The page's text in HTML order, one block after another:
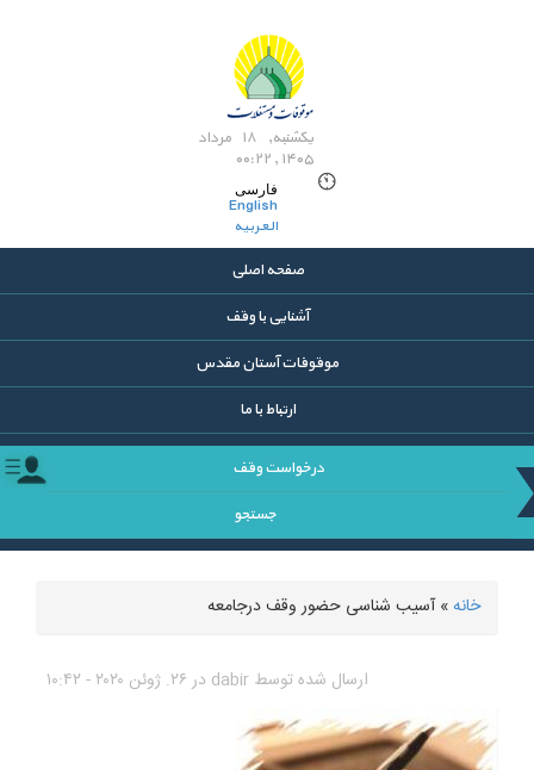
یکشنبه, ۱۸ مرداد
۱۴۰۵ , ۰۰:۲۲
فارسی
English
العربیه
صفحه اصلی
آشنایی با وقف
موقوفات آستان مقدس
ارتباط با ما
درخواست وقف
جستجو
شما اینجا هستید
خانه» آسیب شناسی حضور وقف درجامعه
ارسال شده توسط dabir در ۲۶. ژوئن ۲۰۲۰ - ۱۰:۴۲